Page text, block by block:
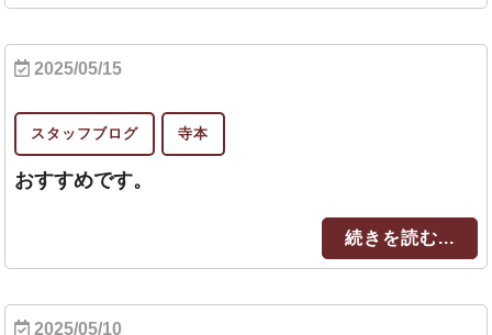
2025/05/15
スタッフブログ 寺本
おすすめです。
続きを読む...
2025/05/10